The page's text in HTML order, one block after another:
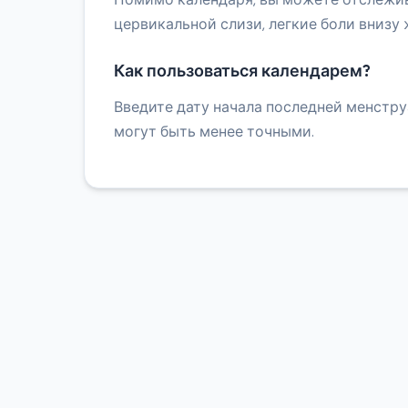
цервикальной слизи, легкие боли внизу
Как пользоваться календарем?
Введите дату начала последней
могут быть менее точными.